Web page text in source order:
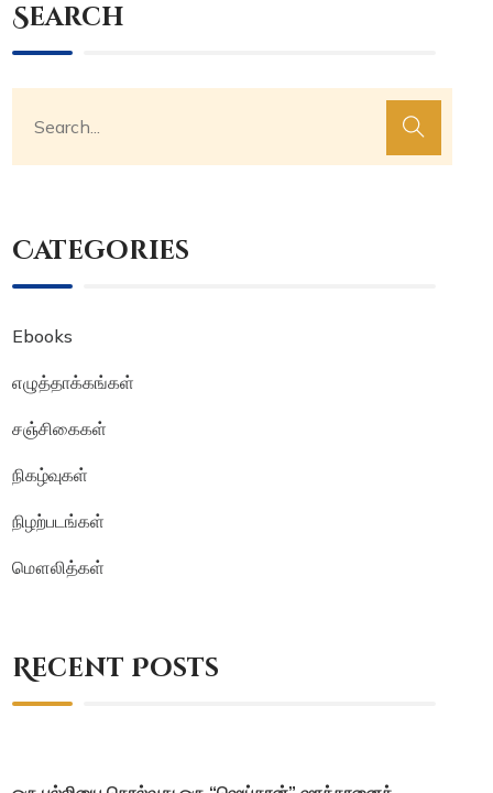
Search
Categories
Ebooks
எழுத்தாக்கங்கள்
சஞ்சிகைகள்
நிகழ்வுகள்
நிழற்படங்கள்
மௌலித்கள்
Recent Posts